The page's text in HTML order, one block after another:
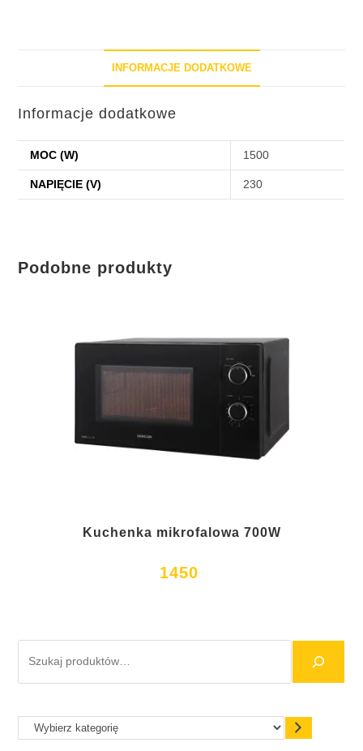
INFORMACJE DODATKOWE
Informacje dodatkowe
MOC (W) 1500
NAPIĘCIE (V) 230
Podobne produkty
Kuchenka mikrofalowa 700W
1450